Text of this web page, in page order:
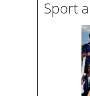
Sport